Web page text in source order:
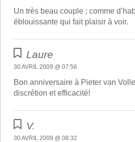
Un très beau couple ; comme
éblouissante qui fait plaisir à voir.
Laure
30 AVRIL 2009 @ 07:56
Bon anniversaire à Pieter van
discrétion et efficacité!
V.
30 AVRIL 2009 @ 08:32